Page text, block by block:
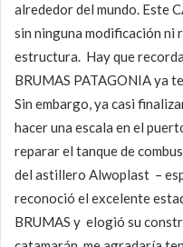
alrededor del mundo. Este
sin ninguna modificación ni
estructura. Hay que
BRUMAS PATAGONIA ya
Sin embargo, ya casi
hacer una escala en el
reparar el tanque de
del astillero Alwoplast –
reconoció el excelente
BRUMAS y elogió su